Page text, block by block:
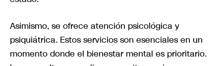
Asimismo, se ofrece atención psicológica y
psiquiátrica. Estos servicios son esenciales en un
momento donde el bienestar mental es prioritario.